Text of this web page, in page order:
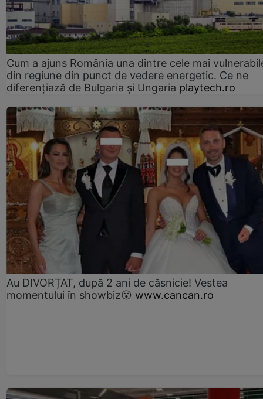
Cum a ajuns România una dintre cele mai
din regiune din punct de vedere energetic. Ce ne
diferențiază de Bulgaria și Ungaria playtech.ro
Au DIVORȚAT, după 2 ani de căsnicie! Vestea
momentului în showbiz😮 www.cancan.ro